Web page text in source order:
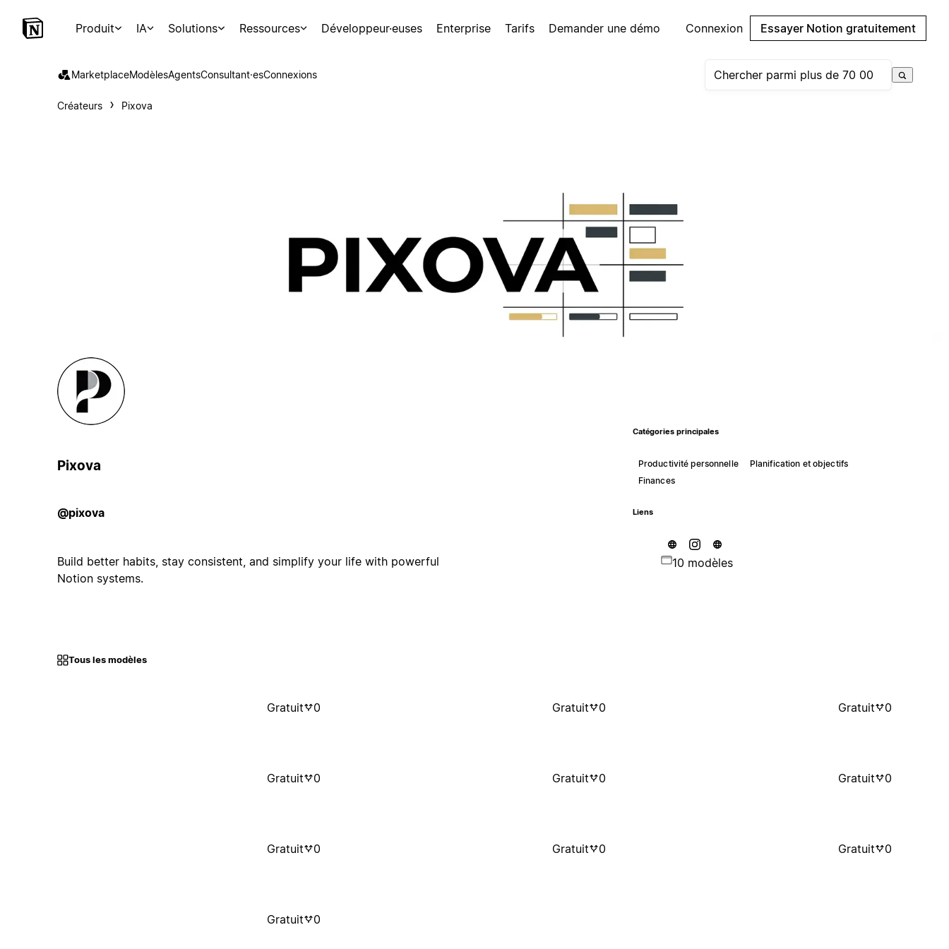
Produit IA Solutions Ressources Développeur·euses Enterprise Tarifs Demander une démo Connexion Essayer Notion gratuitement
MarketplaceModèlesAgentsConsultant·esConnexions
Créateurs Pixova
Pixova
@pixova
Build better habits, stay consistent, and simplify your life with powerful
Notion systems.
Catégories principales
Productivité personnelle
Planification et objectifs
Finances
Liens
10 modèles
Tous les modèles
Gratuit 0 Gratuit 0 Gratuit 0
Gratuit 0 Gratuit 0 Gratuit 0
Gratuit 0 Gratuit 0 Gratuit 0
Gratuit 0